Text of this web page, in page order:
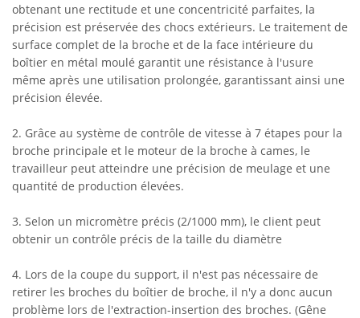
obtenant une rectitude et une concentricité parfaites, la
précision est préservée des chocs extérieurs. Le traitement de
surface complet de la broche et de la face intérieure du
boîtier en métal moulé garantit une résistance à l'usure
même après une utilisation prolongée, garantissant ainsi une
précision élevée.
2. Grâce au système de contrôle de vitesse à 7 étapes pour la
broche principale et le moteur de la broche à cames, le
travailleur peut atteindre une précision de meulage et une
quantité de production élevées.
3. Selon un micromètre précis (2/1000 mm), le client peut
obtenir un contrôle précis de la taille du diamètre
4. Lors de la coupe du support, il n'est pas nécessaire de
retirer les broches du boîtier de broche, il n'y a donc aucun
problème lors de l'extraction-insertion des broches. (Gêne